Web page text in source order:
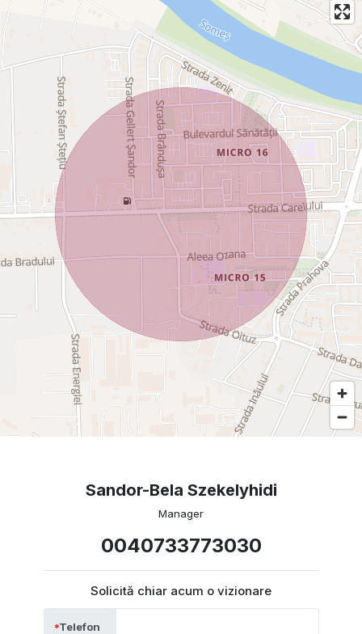
Sandor-Bela Szekelyhidi
Manager
0040733773030
Solicită chiar acum o vizionare
Telefon